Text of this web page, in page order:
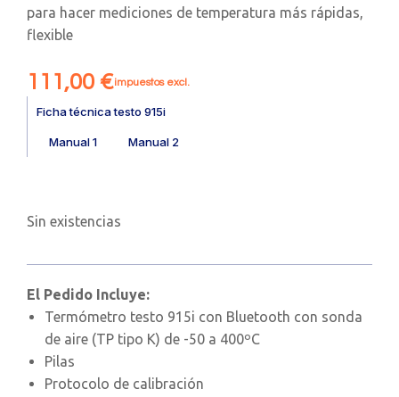
para hacer mediciones de temperatura más rápidas,
flexible
111,00 €impuestos excl.
Ficha técnica testo 915i
Manual 1 Manual 2
Sin existencias
El Pedido Incluye:
Termómetro testo 915i con Bluetooth con sonda
de aire (TP tipo K) de -50 a 400ºC
Pilas
Protocolo de calibración